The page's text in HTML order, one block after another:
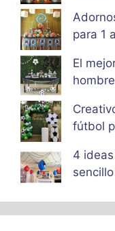
para 1
El
fútbol
4